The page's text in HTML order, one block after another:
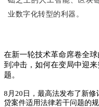
业数字化转型的利器。
在新一轮技术革命席卷全
到冲击，如何在变局中迎
题。
8月20日，最高法发布了新
贷案件适用法律若干问题的